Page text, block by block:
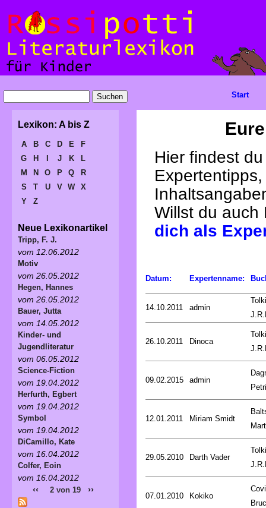
Hier findest
Willst du
dich als
Datum: Expertenname:
14.10.2011 admin
26.10.2011 Dinoca
09.02.2015 admin
12.01.2011 Miriam Smidt
29.05.2010 Darth Vader
07.01.2010 Kokiko
Start
Lexikon: A bis Z
A B C D E
F
G
H J K
L
M
N O P Q
R
S
T U V W
X
Y
Z
Neue Lexikonartikel
Tripp, F. J.
vom 12.06.2012
Motiv
vom 26.05.2012
Hegen, Hannes
vom 26.05.2012
Bauer, Jutta
vom 14.05.2012
Kinder- und
Jugendliteratur
vom 06.05.2012
Science-Fiction
vom 19.04.2012
Herfurth, Egbert
vom 19.04.2012
Symbol
vom 19.04.2012
DiCamillo, Kate
vom 16.04.2012
Colfer, Eoin
vom 16.04.2012
‹‹ 2 von 19 ››